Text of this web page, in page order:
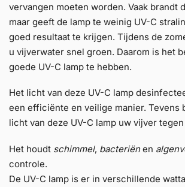
vervangen moeten worden. Vaak brandt
maar geeft de lamp te weinig UV-C
goed resultaat te krijgen. Tijdens de
u vijverwater snel groen. Daarom is het
goede UV-C lamp te hebben.
Het licht van deze UV-C lamp
een efficiënte en veilige manier. Tevens
licht van deze UV-C lamp uw vijver
Het houdt schimmel, bacteriënen
controle.
De UV-C lamp is er in verschillende